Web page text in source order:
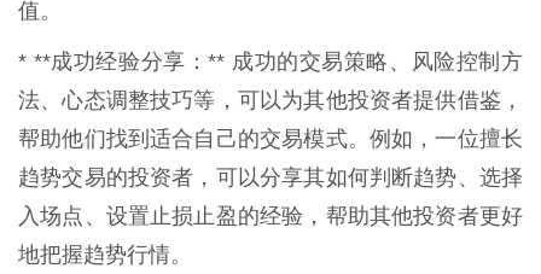
值。
* **成功经验分享：** 成功的交易策略、风险控制方
法、心态调整技巧等，可以为其他投资者提供借鉴，
帮助他们找到适合自己的交易模式。例如，一位擅长
趋势交易的投资者，可以分享其如何判断趋势、选择
入场点、设置止损止盈的经验，帮助其他投资者更好
地把握趋势行情。